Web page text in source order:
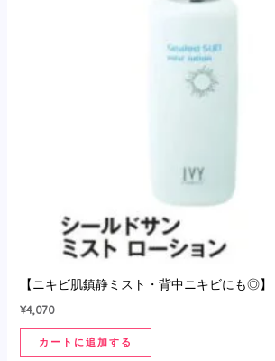
【ニキビ肌鎮静ミスト・背中ニキビにも◎
¥4,070
カートに追加する